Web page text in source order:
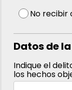
No recibir
Datos de
Indique el
los hechos